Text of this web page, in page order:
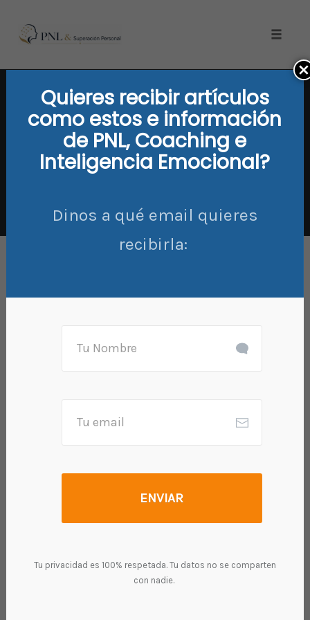
content
ARTICULOS PNL TECNICAS DE PNL
El cerebro nos engaña? Cómo
descubrir cuándo la mente no
nos dice la verdad
W Pi
Quieres recibir artículos
como estos e información
de PNL, Coaching e
Inteligencia Emocional?
Dinos a qué email quieres
recibirla:
ENVIAR
Tu privacidad es 100% respetada. Tu datos no se comparten
con nadie.